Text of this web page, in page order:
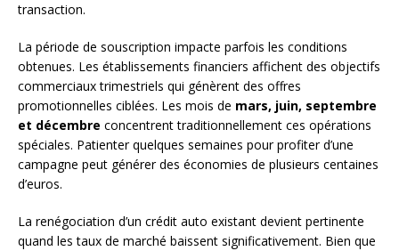
transaction.
La période de souscription impacte parfois les conditions
obtenues. Les établissements financiers affichent des objectifs
commerciaux trimestriels qui génèrent des offres
promotionnelles ciblées. Les mois de mars, juin, septembre
et décembre concentrent traditionnellement ces opérations
spéciales. Patienter quelques semaines pour profiter d’une
campagne peut générer des économies de plusieurs centaines
d’euros.
La renégociation d’un crédit auto existant devient pertinente
quand les taux de marché baissent significativement. Bien que